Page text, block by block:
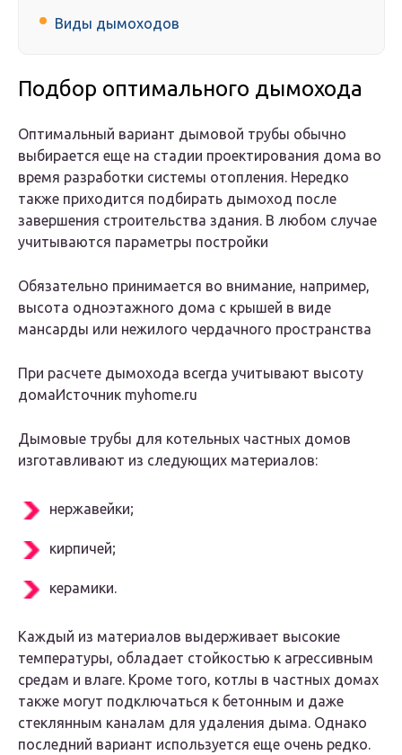
Виды дымоходов
Подбор оптимального дымохода
Оптимальный вариант дымовой трубы обычно
выбирается еще на стадии проектирования дома во
время разработки системы отопления. Нередко
также приходится подбирать дымоход после
завершения строительства здания. В любом случае
учитываются параметры постройки
Обязательно принимается во внимание, например,
высота одноэтажного дома с крышей в виде
мансарды или нежилого чердачного пространства
При расчете дымохода всегда учитывают высоту
домаИсточник myhome.ru
Дымовые трубы для котельных частных домов
изготавливают из следующих материалов:
нержавейки;
кирпичей;
керамики.
Каждый из материалов выдерживает высокие
температуры, обладает стойкостью к агрессивным
средам и влаге. Кроме того, котлы в частных домах
также могут подключаться к бетонным и даже
стеклянным каналам для удаления дыма. Однако
последний вариант используется еще очень редко.